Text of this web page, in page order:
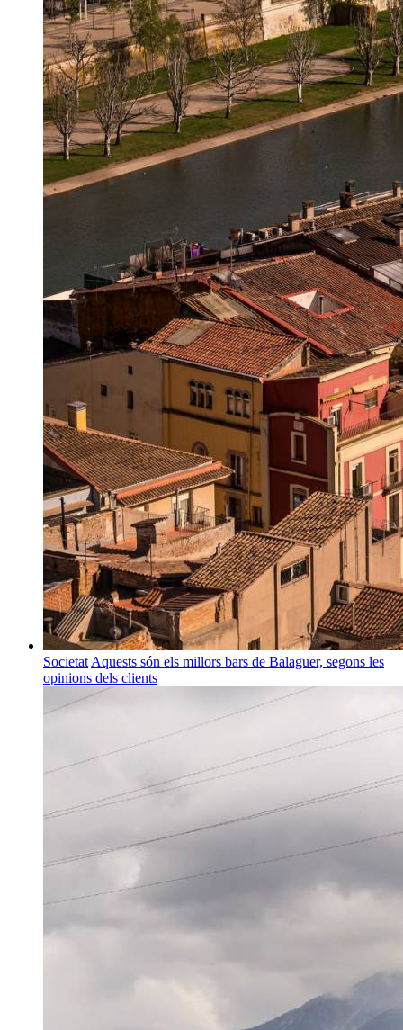
Societat Aquests són els millors bars de Balaguer, segons les
opinions dels clients